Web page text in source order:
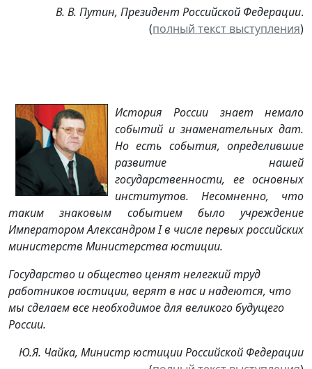
В. В. Путин, Президент Российской Федерации.
(полный текст выступления)
История России знает немало
событий и знаменательных дат.
Но есть события, определившие
развитие нашей
государственности, ее основных
институтов. Несомненно, что
таким знаковым событием было учреждение
Императором Александром I в числе первых российских
министерств Министерства юстиции.
Государство и общество ценят нелегкий труд
работников юстиции, верят в нас и надеются, что
мы сделаем все необходимое для великого будущего
России.
Ю.Я. Чайка, Министр юстиции Российской Федерации